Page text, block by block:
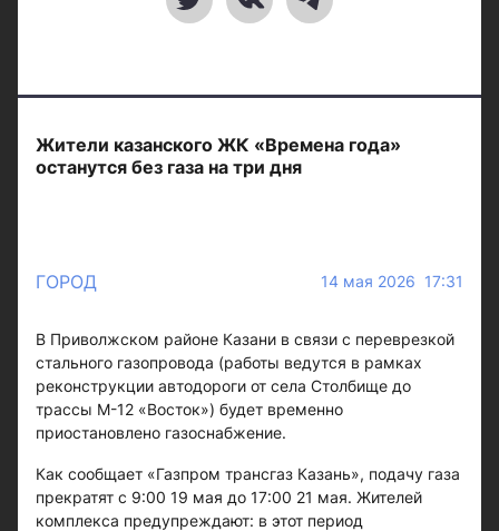
Жители казанского ЖК «Времена года»
останутся без газа на три дня
ГОРОД 14 мая 2026 17:31
В Приволжском районе Казани в связи с переврезкой
стального газопровода (работы ведутся в рамках
реконструкции автодороги от села Столбище до
трассы М-12 «Восток») будет временно
приостановлено газоснабжение.
Как сообщает «Газпром трансгаз Казань», подачу газа
прекратят с 9:00 19 мая до 17:00 21 мая. Жителей
комплекса предупреждают: в этот период